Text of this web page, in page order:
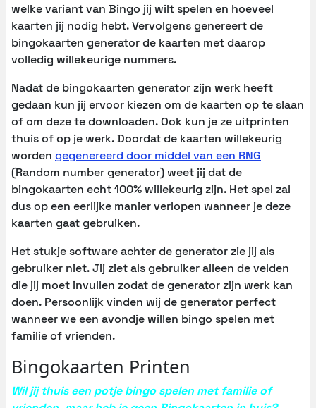
welke variant van Bingo jij wilt spelen en hoeveel
kaarten jij nodig hebt. Vervolgens genereert de
bingokaarten generator de kaarten met daarop
volledig willekeurige nummers.
Nadat de bingokaarten generator zijn werk heeft
gedaan kun jij ervoor kiezen om de kaarten op te slaan
of om deze te downloaden. Ook kun je ze uitprinten
thuis of op je werk. Doordat de kaarten willekeurig
worden gegenereerd door middel van een RNG
(Random number generator) weet jij dat de
bingokaarten echt 100% willekeurig zijn. Het spel zal
dus op een eerlijke manier verlopen wanneer je deze
kaarten gaat gebruiken.
Het stukje software achter de generator zie jij als
gebruiker niet. Jij ziet als gebruiker alleen de velden
die jij moet invullen zodat de generator zijn werk kan
doen. Persoonlijk vinden wij de generator perfect
wanneer we een avondje willen bingo spelen met
familie of vrienden.
Bingokaarten Printen
Wil jij thuis een potje bingo spelen met familie of